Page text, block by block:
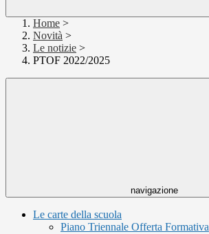
Home >
Novità >
Le notizie >
PTOF 2022/2025
navigazione
Le carte della scuola
Piano Triennale Offerta Formativa